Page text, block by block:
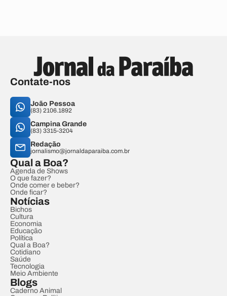
Contate-nos
João Pessoa
(83) 2106.1892
Campina Grande
(83) 3315-3204
Redação
jornalismo@jornaldaparaiba.com.br
Qual a Boa?
Agenda de Shows
O que fazer?
Onde comer e beber?
Onde ficar?
Notícias
Bichos
Cultura
Economia
Educação
Política
Qual a Boa?
Cotidiano
Saúde
Tecnologia
Meio Ambiente
Blogs
Caderno Animal